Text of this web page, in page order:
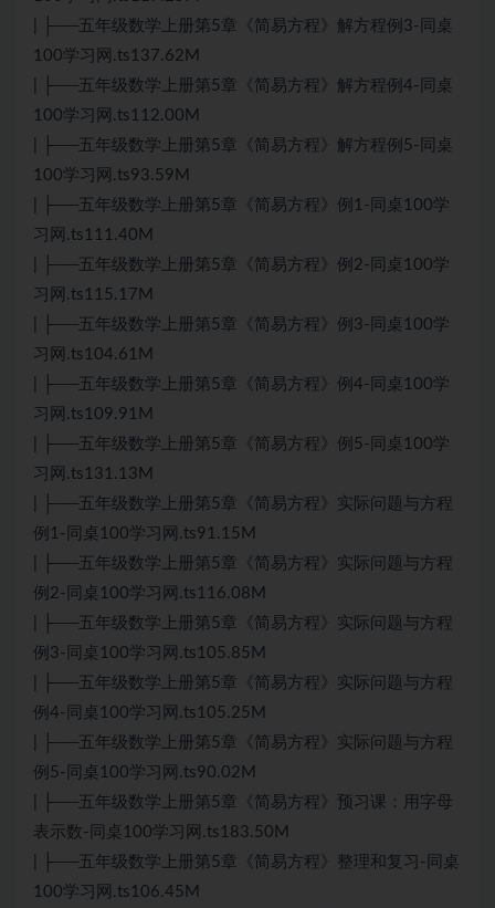
| ├──五年级数学上册第5章《简易方程》解方程例3-同桌
100学习网.ts137.62M
| ├──五年级数学上册第5章《简易方程》解方程例4-同桌
100学习网.ts112.00M
| ├──五年级数学上册第5章《简易方程》解方程例5-同桌
100学习网.ts93.59M
| ├──五年级数学上册第5章《简易方程》例1-同桌100学
习网.ts111.40M
| ├──五年级数学上册第5章《简易方程》例2-同桌100学
习网.ts115.17M
| ├──五年级数学上册第5章《简易方程》例3-同桌100学
习网.ts104.61M
| ├──五年级数学上册第5章《简易方程》例4-同桌100学
习网.ts109.91M
| ├──五年级数学上册第5章《简易方程》例5-同桌100学
习网.ts131.13M
| ├──五年级数学上册第5章《简易方程》实际问题与方程
例1-同桌100学习网.ts91.15M
| ├──五年级数学上册第5章《简易方程》实际问题与方程
例2-同桌100学习网.ts116.08M
| ├──五年级数学上册第5章《简易方程》实际问题与方程
例3-同桌100学习网.ts105.85M
| ├──五年级数学上册第5章《简易方程》实际问题与方程
例4-同桌100学习网.ts105.25M
| ├──五年级数学上册第5章《简易方程》实际问题与方程
例5-同桌100学习网.ts90.02M
| ├──五年级数学上册第5章《简易方程》预习课：用字母
表示数-同桌100学习网.ts183.50M
| ├──五年级数学上册第5章《简易方程》整理和复习-同桌
100学习网.ts106.45M